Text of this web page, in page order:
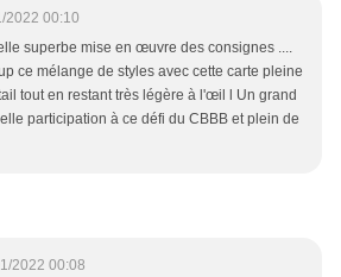
2022 00:10
superbe mise en œuvre des consignes ....
ce mélange de styles avec cette carte pleine
tout en restant très légère à l'œil l Un grand
participation à ce défi du CBBB et plein de
2022 00:08